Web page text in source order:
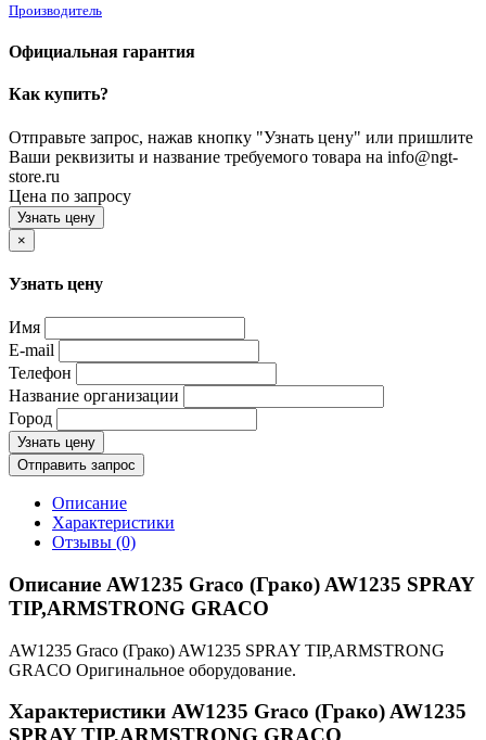
Производитель
Официальная гарантия
Как купить?
Отправьте запрос, нажав кнопку "Узнать цену" или пришлите
Ваши реквизиты и название требуемого товара на info@ngt-
store.ru
Цена по запросу
Узнать цену
×
Узнать цену
Имя
E-mail
Телефон
Название организации
Город
Узнать цену
Отправить запрос
Описание
Характеристики
Отзывы (0)
Описание AW1235 Graco (Грако) AW1235 SPRAY
TIP,ARMSTRONG GRACO
AW1235 Graco (Грако) AW1235 SPRAY TIP,ARMSTRONG
GRACO Оригинальное оборудование.
Характеристики AW1235 Graco (Грако) AW1235